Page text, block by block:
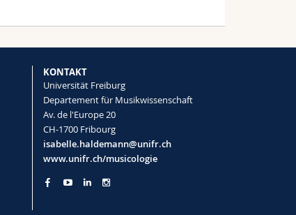
KONTAKT
Universität Freiburg
Departement für Musikwissenschaft
Av. de l'Europe 20
CH-1700 Fribourg
isabelle.haldemann@unifr.ch
www.unifr.ch/musicologie